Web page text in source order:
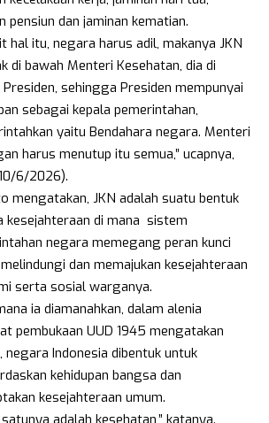
pensiun dan jaminan kematian.
hal itu, negara harus adil, makanya JKN
di bawah Menteri Kesehatan, dia di
sehingga Presiden mempunyai
sebagai kepala pemerintahan,
yaitu Bendahara negara. Menteri
harus menutup itu semua,” ucapnya,
6/2026).
mengatakan, JKN adalah suatu bentuk
kesejahteraan di mana sistem
negara memegang peran kunci
dan memajukan kesejahteraan
serta sosial warganya.
ia diamanahkan, dalam alenia
pembukaan UUD 1945 mengatakan
negara Indonesia dibentuk untuk
kehidupan bangsa dan
kesejahteraan umum.
satunya adalah kesehatan,” katanya.